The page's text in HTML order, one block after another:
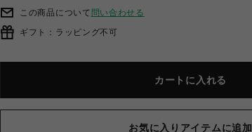
この商品について 問い合わせる
ギフト：ラッピング不可
カートに入れる
お気に入りアイテムに追加